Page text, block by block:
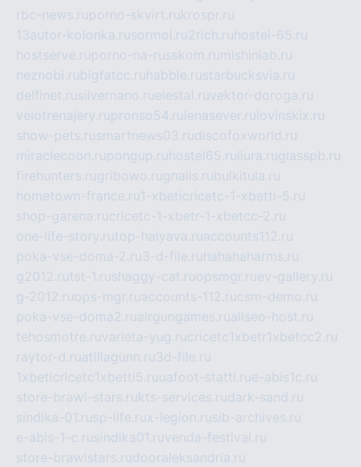
rbc-news.ruporno-skvirt.rukrospr.ru
13autor-kolonka.rusormol.ru2rich.ru hostel-65.ru
hostserve.ruporno-na-russkom.ru mishinlab.ru
neznobi.rubigfatcc.ru habble.rustarbucksvia.ru
delfinet.rusilvernano.ruelestal.ruvektor-doroga.ru
velotrenajery.rupronso54.ru lenasever.ru lovinskix.ru
show-pets.rusmartnews03.rudiscofoxworld.ru
miraclecoon.rupongup.ru hostel65.ru liura.ruglasspb.ru
firehunters.rugribowo.rugnalis.rubulkitula.ru
hometown-france.ru1-xbeticricetc-1-xbetti-5.ru
shop-garena.rucricetc-1-xbetr-1-xbetcc-2.ru
one-life-story.rutop-halyava.ruaccounts112.ru
poka-vse-doma-2.ru3-d-file.ru hahahaharms.ru
g2012.rutst-1.rushaggy-cat.ruopsmgr.ruev-gallery.ru
g-2012.ruops-mgr.ruaccounts-112.rucsm-demo.ru
poka-vse-doma2.ruairgungames.ruallseo-host.ru
tehosmotre.ruvarieta-yug.rucricetc1xbetr1xbetcc2.ru
raytor-d.ruatillagunn.ru3d-file.ru
1xbeticricetc1xbetti5.ruuafoot-statti.rue-abis1c.ru
store-brawl-stars.rukts-services.rudark-sand.ru
sindika-01.rusp-life.rux-legion.rusib-archives.ru
e-abis-1-c.rusindika01.ruvenda-festival.ru
store-brawlstars.rudooraleksandria.ru